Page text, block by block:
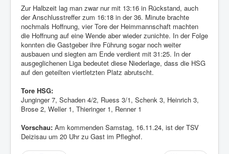
Zur Halbzeit lag man zwar nur mit 13:16 in Rückstand, auch
der Anschlusstreffer zum 16:18 in der 36. Minute brachte
nochmals Hoffnung, vier Tore der Heimmannschaft machten
die Hoffnung auf eine Wende aber wieder zunichte. In der Folge
konnten die Gastgeber ihre Führung sogar noch weiter
ausbauen und siegten am Ende verdient mit 31:25. In der
ausgeglichenen Liga bedeutet diese Niederlage, dass die HSG
auf den geteilten viertletzten Platz abrutscht.
Tore HSG:
Junginger 7, Schaden 4/2, Ruess 3/1, Schenk 3, Heinrich 3,
Brose 2, Weller 1, Thieringer 1, Renner 1
Vorschau: Am kommenden Samstag, 16.11.24, ist der TSV
Deizisau um 20 Uhr zu Gast im Pfleghof.